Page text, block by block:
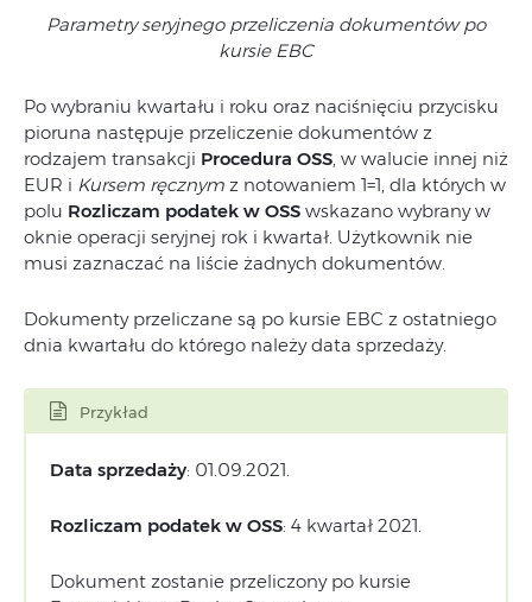
Parametry seryjnego przeliczenia dokumentów po
kursie EBC
Po wybraniu kwartału i roku oraz naciśnięciu przycisku
pioruna następuje przeliczenie dokumentów z
rodzajem transakcji Procedura OSS , w walucie innej niż
EUR i Kursem ręcznym z notowaniem 1=1, dla których w
polu Rozliczam podatek w OSS wskazano wybrany w
oknie operacji seryjnej rok i kwartał. Użytkownik nie
musi zaznaczać na liście żadnych dokumentów.
Dokumenty przeliczane są po kursie EBC z ostatniego
dnia kwartału do którego należy data sprzedaży.
Przykład
Data sprzedaży: 01.09.2021.
Rozliczam podatek w OSS: 4 kwartał 2021.
Dokument zostanie przeliczony po kursie